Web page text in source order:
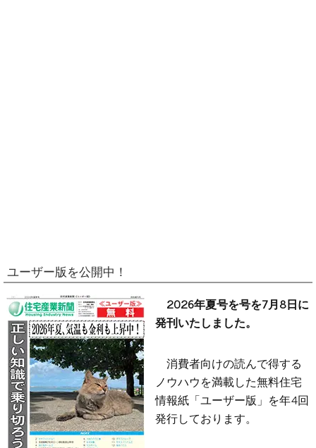
ユーザー版を公開中！
2026年夏号を号を7月8日に
発刊いたしました。
消費者向けの読んで得する
ノウハウを満載した無料住宅
情報紙「ユーザー版」を年4回
発行しております。